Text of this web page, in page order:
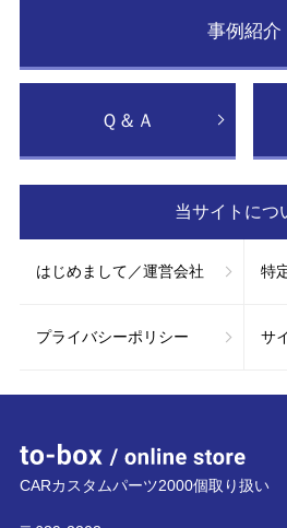
事例紹介
Ｑ＆Ａ
当サイトにつ
はじめまして／運営会社 特
プライバシーポリシー サ
to-
CARカスタムパーツ2000個取り扱い